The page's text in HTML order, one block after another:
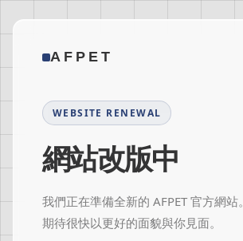
AFPET
WEBSITE RENEWAL
網站改版中
我們正在準備全新的 AFPET 官方網站。
期待很快以更好的面貌與你見面。